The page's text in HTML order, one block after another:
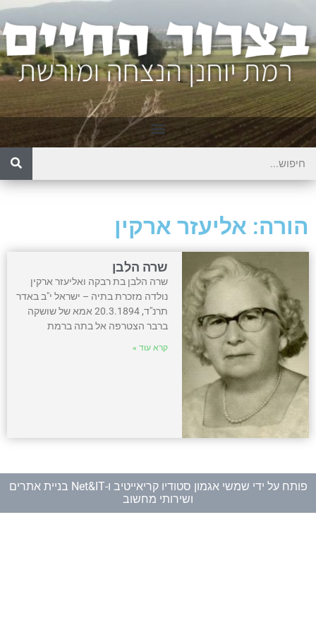
הורה: אליעזר ארקין
שרה הלבן
שרה הלבן בת רבקה ואליעזר ארקין
נולדה מזכרת בתיה – ישראל י"ב באדר
תרנ"ד, 20.3.1894 אמא של שושקה
ברבר הצטרפה אל בתה ברמת
קרא עוד »
פותח על ידי שמשי אגמון סטודיו קריאייטיב ו-
Net&IT בניית אתרים
ושירותי מחשוב